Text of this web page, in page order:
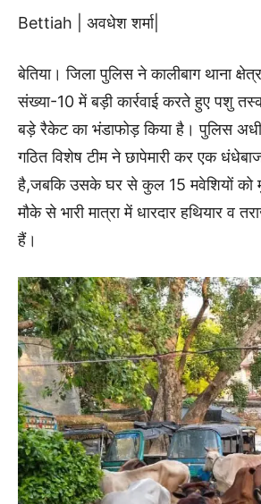
Bettiah | अवधेश शर्मा|
बेतिया। जिला पुलिस ने कालीबाग थाना
संख्या-10 में बड़ी कार्रवाई करते हुए पशु
बड़े रैकेट का भंडाफोड़ किया है। पुलिस
गठित विशेष टीम ने छापेमारी कर एक
है,जबकि उसके घर से कुल 15 मवेशियों को
मौके से भारी मात्रा में धारदार हथियार व
हैं।